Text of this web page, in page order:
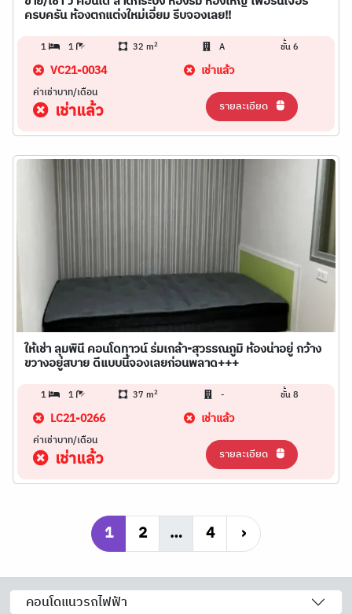
ครบครัน ห้องตกแต่งใหม่เอี่ยม รีบจองเลย!!
1 1 32 m2 A ชั้น 6
VC21-0034 เช่าแล้ว
ค่าเช่าบาท/เดือน
เช่าแล้ว รายละเอียด
ให้เช่า ลุมพินี คอนโดทาวน์ ร่มเกล้า-สุวรรณภูมิ ห้องน่าอยู่ กว้าง
ขวางอยู่สบาย ดีแบบนี้จองเลยก่อนพลาด+++
1 1 37 m2 - ชั้น 8
LC21-0266 เช่าแล้ว
ค่าเช่าบาท/เดือน
เช่าแล้ว รายละเอียด
1 2 … 4 ›
คอนโดแนวรถไฟฟ้า